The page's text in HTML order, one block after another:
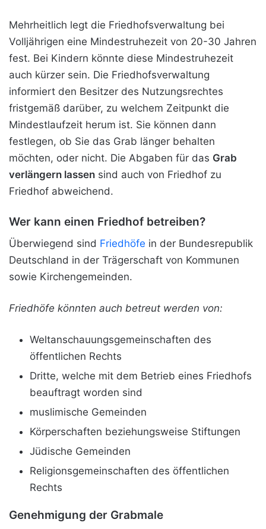
Mehrheitlich legt die Friedhofsverwaltung bei
Volljährigen eine Mindestruhezeit von 20-30 Jahren
fest. Bei Kindern könnte diese Mindestruhezeit
auch kürzer sein. Die Friedhofsverwaltung
informiert den Besitzer des Nutzungsrechtes
fristgemäß darüber, zu welchem Zeitpunkt die
Mindestlaufzeit herum ist. Sie können dann
festlegen, ob Sie das Grab länger behalten
möchten, oder nicht. Die Abgaben für das Grab
verlängern lassen sind auch von Friedhof zu
Friedhof abweichend.
Wer kann einen Friedhof betreiben?
Überwiegend sind Friedhöfe in der Bundesrepublik
Deutschland in der Trägerschaft von Kommunen
sowie Kirchengemeinden.
Friedhöfe könnten auch betreut werden von:
Weltanschauungsgemeinschaften des
öffentlichen Rechts
Dritte, welche mit dem Betrieb eines Friedhofs
beauftragt worden sind
muslimische Gemeinden
Körperschaften beziehungsweise Stiftungen
Jüdische Gemeinden
Religionsgemeinschaften des öffentlichen
Rechts
Genehmigung der Grabmale